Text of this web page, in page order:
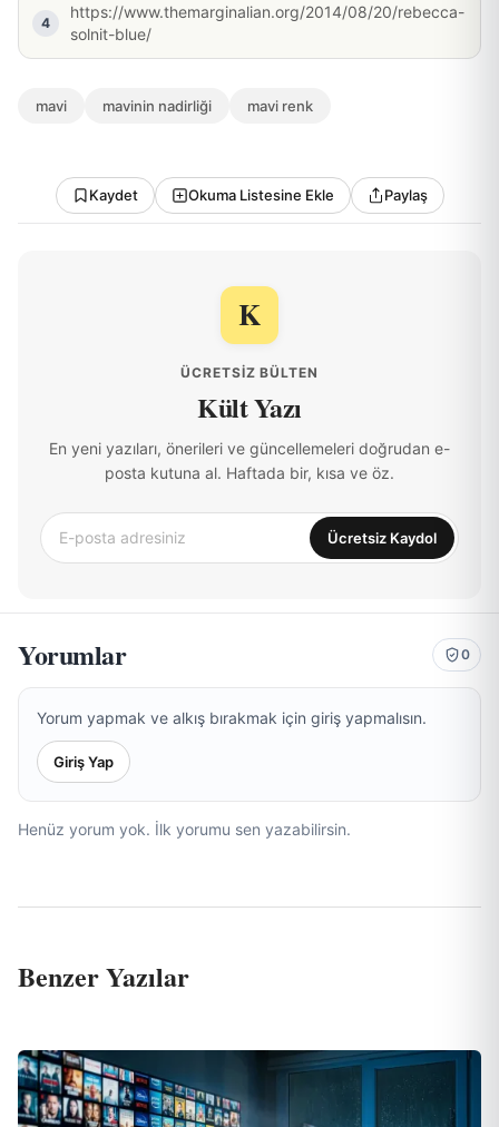
https://www.themarginalian.org/2014/08/20/rebecca-
solnit-blue/
mavi mavinin nadirliği mavi renk
Kaydet Okuma Listesine Ekle Paylaş
K
ÜCRETSIZ BÜLTEN
Kült Yazı
En yeni yazıları, önerileri ve güncellemeleri doğrudan e-
posta kutuna al. Haftada bir, kısa ve öz.
Ücretsiz Kaydol
Yorumlar 0
Yorum yapmak ve alkış bırakmak için giriş yapmalısın.
Giriş Yap
Henüz yorum yok. İlk yorumu sen yazabilirsin.
Benzer Yazılar